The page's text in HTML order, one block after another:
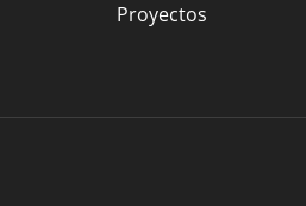
Proyectos